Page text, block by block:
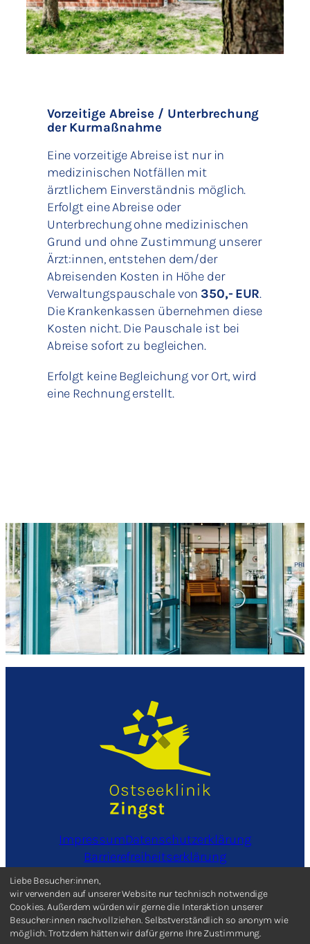
Liebe Besucher:innen,
wir verwenden auf unserer Website nur technisch notwendige
Cookies. Außerdem würden wir gerne die Interaktion unserer
Besucher:innen nachvollziehen. Selbstverständlich so anonym wie
möglich. Trotzdem hätten wir dafür gerne Ihre Zustimmung.
Vorzeitige Abreise / Unterbrechung
der Kurmaßnahme
Eine vorzeitige Abreise ist nur in
medizinischen Notfällen mit
ärztlichem Einverständnis möglich.
Erfolgt eine Abreise oder
Unterbrechung ohne medizinischen
Grund und ohne Zustimmung unserer
Ärzt:innen, entstehen dem/der
Abreisenden Kosten in Höhe der
Verwaltungspauschale von350,- EUR.
Die Krankenkassen übernehmen diese
Kosten nicht. Die Pauschale ist bei
Abreise sofort zu begleichen.
Erfolgt keine Begleichung vor Ort, wird
eine Rechnung erstellt.
ImpressumDatenschutzerklärung
Barrierefreiheitserklärung
Informationen in leichter Sprache
Cookieeinstellungen bearbeiten
Facebook
Instagram